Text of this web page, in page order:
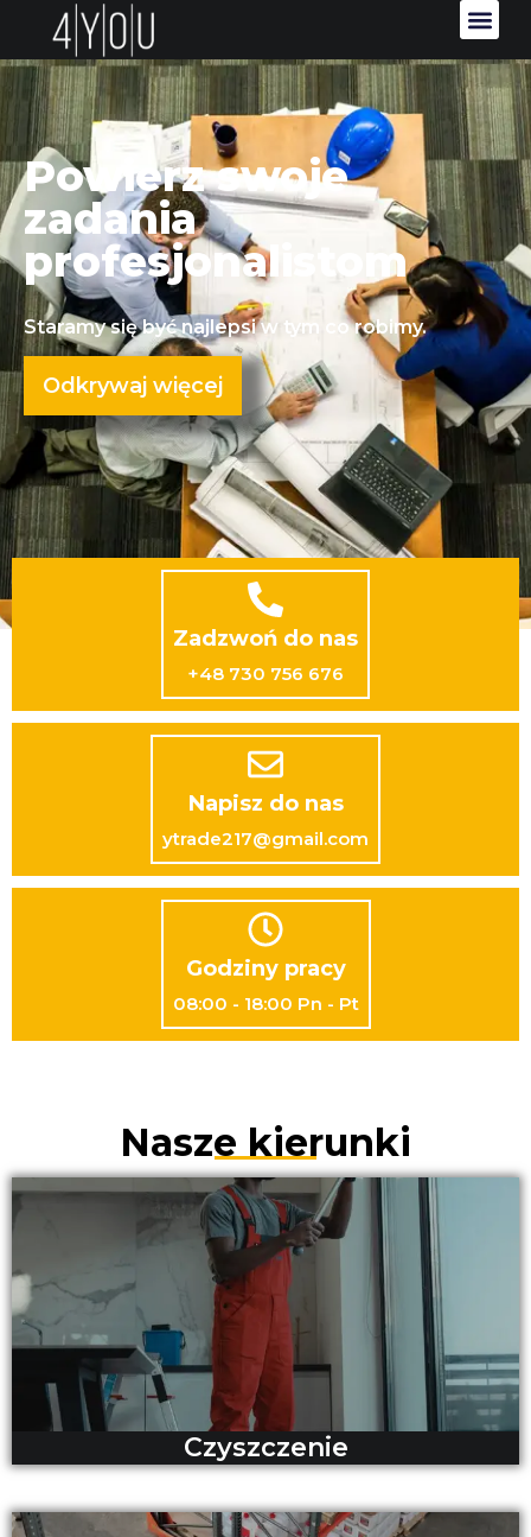
Powierz swoje
zadania
profesjonalistom
Staramy się być najlepsi w tym co robimy.
Odkrywaj więcej
Zadzwoń do nas
+48 730 756 676
Napisz do nas
ytrade217@gmail.com
Godziny pracy
08:00 - 18:00 Pn - Pt
Nasze kierunki
Czyszczenie